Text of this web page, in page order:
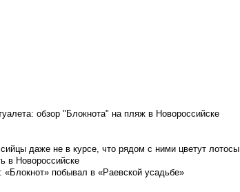
обзор "Блокнота" на пляж в Новороссийске
даже не в курсе, что рядом с ними цветут лотосы
в Новороссийске
побывал в «Раевской усадьбе»